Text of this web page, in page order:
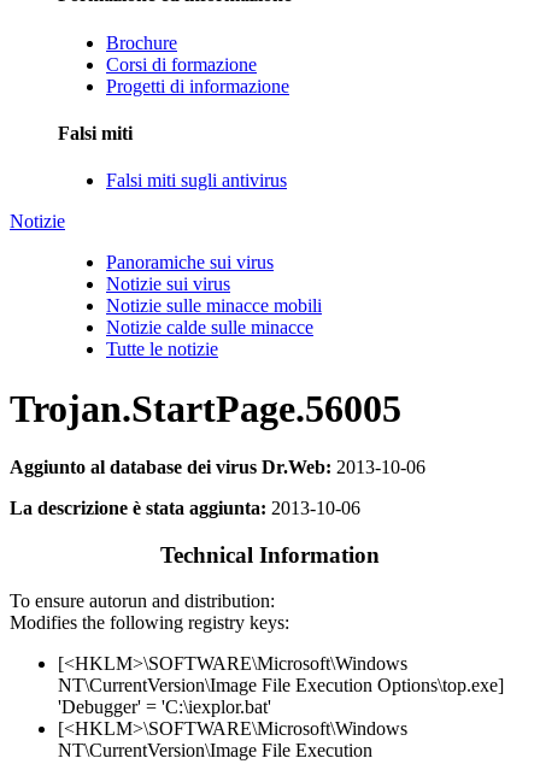
Brochure
Corsi di formazione
Progetti di informazione
Falsi miti
Falsi miti sugli antivirus
Notizie
Panoramiche sui virus
Notizie sui virus
Notizie sulle minacce mobili
Notizie calde sulle minacce
Tutte le notizie
Trojan.StartPage.56005
Aggiunto al database dei virus Dr.Web: 2013-10-06
La descrizione è stata aggiunta: 2013-10-06
Technical Information
To ensure autorun and distribution:
Modifies the following registry keys:
[<HKLM>\SOFTWARE\Microsoft\Windows
NT\CurrentVersion\Image File Execution Options\top.exe]
'Debugger' = 'C:\iexplor.bat'
[<HKLM>\SOFTWARE\Microsoft\Windows
NT\CurrentVersion\Image File Execution